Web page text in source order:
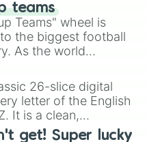
Bubblegum, and
It is built for
you need a highly
teams
Teams" wheel is
the biggest football
As the world
expansion, this
nations that have
the United States,
26-slice digital
letter of the English
It is a clean,
for literacy
get! Super lucky